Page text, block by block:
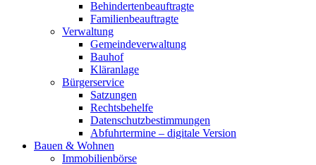
Behindertenbeauftragte
Familienbeauftragte
Verwaltung
Gemeindeverwaltung
Bauhof
Kläranlage
Bürgerservice
Satzungen
Rechtsbehelfe
Datenschutzbestimmungen
Abfuhrtermine – digitale Version
Bauen & Wohnen
Immobilienbörse